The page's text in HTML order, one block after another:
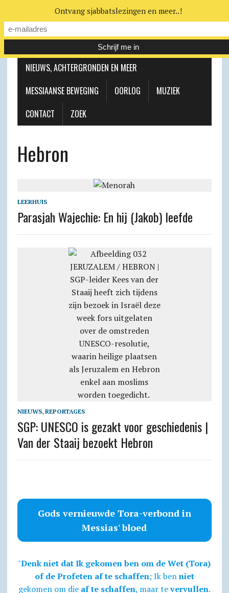
MESSIAANSE GEMEENTE
NIEUWS, ACHTERGRONDEN EN MEER
MESSIAANSE BEWEGING
OORLOG
MUZIEK
CONTACT
ZOEK
Hebron
LEERHUIS
Parasjah Wajechie: En hij (Jakob) leefde
NIEUWS, REPORTAGES
SGP: UNESCO is gezakt voor geschiedenis |
Van der Staaij bezoekt Hebron
Gods vernieuwde Tora-verbond in
Messias' bloed
"Denk niet dat Ik gekomen ben om de Wet (Tora)
of de Profeten af te schaffen; Ik benniet
gekomen om die af te schaffen, maar tevervullen.
Ontvang sjabbatslezingen en meer..!